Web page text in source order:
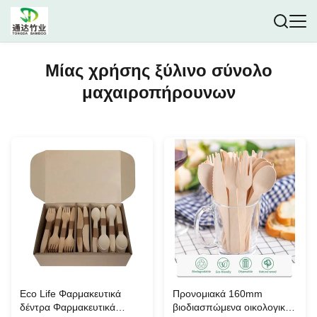
Μίας χρήσης ξύλινο σύνολο
μαχαιροπήρουνων
Eco Life Φαρμακευτικά
δέντρα Φαρμακευτικά
Προνομιακά 160mm
βιοδιασπώμενα οικολογικά